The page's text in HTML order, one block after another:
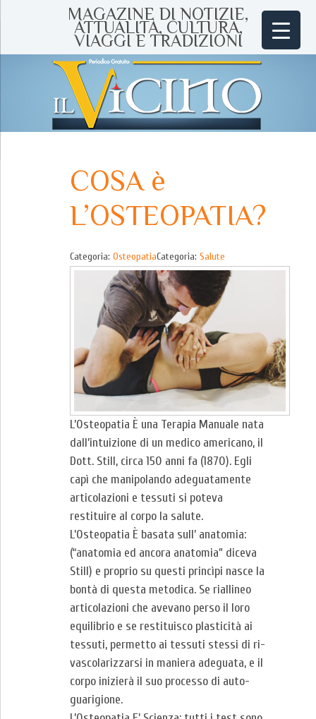
MAGAZINE DI NOTIZIE,
ATTUALITÀ, CULTURA,
VIAGGI E TRADIZIONI
COSA è
L’OSTEOPATIA?
Categoria: OsteopatiaCategoria: Salute
L’Osteopatia È una Terapia Manuale nata
dall’intuizione di un medico americano, il
Dott. Still, circa 150 anni fa (1870). Egli
capì che manipolando adeguatamente
articolazioni e tessuti si poteva
restituire al corpo la salute.
L’Osteopatia È basata sull’ anatomia:
(“anatomia ed ancora anatomia” diceva
Still) e proprio su questi princìpi nasce la
bontà di questa metodica. Se riallineo
articolazioni che avevano perso il loro
equilibrio e se restituisco plasticità ai
tessuti, permetto ai tessuti stessi di ri-
vascolarizzarsi in maniera adeguata, e il
corpo inizierà il suo processo di auto-
guarigione.